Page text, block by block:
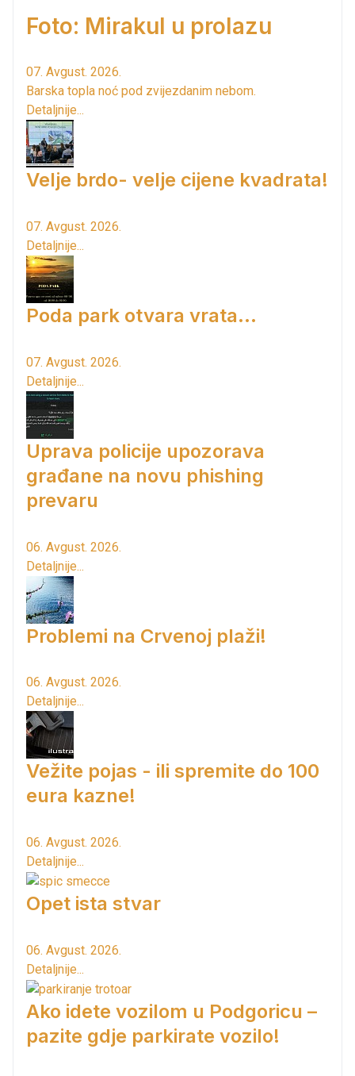
Foto: Mirakul u prolazu
07. Avgust. 2026.
Barska topla noć pod zvijezdanim nebom.
Detaljnije...
Velje brdo- velje cijene kvadrata!
07. Avgust. 2026.
Detaljnije...
Poda park otvara vrata...
07. Avgust. 2026.
Detaljnije...
Uprava policije upozorava
građane na novu phishing
prevaru
06. Avgust. 2026.
Detaljnije...
Problemi na Crvenoj plaži!
06. Avgust. 2026.
Detaljnije...
Vežite pojas - ili spremite do 100
eura kazne!
06. Avgust. 2026.
Detaljnije...
Opet ista stvar
06. Avgust. 2026.
Detaljnije...
Ako idete vozilom u Podgoricu –
pazite gdje parkirate vozilo!